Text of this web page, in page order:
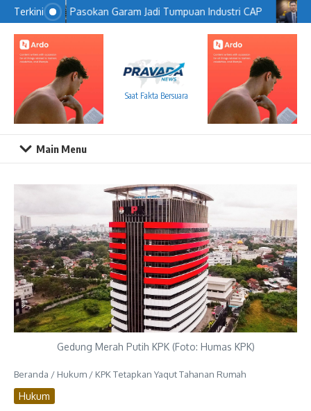
Lewati ke konten
Terkini Pasokan Garam Jadi Tumpuan Industri CAP
Saat Fakta Bersuara
Main Menu
Gedung Merah Putih KPK (Foto: Humas KPK)
Beranda / Hukum / KPK Tetapkan Yaqut Tahanan Rumah
Hukum